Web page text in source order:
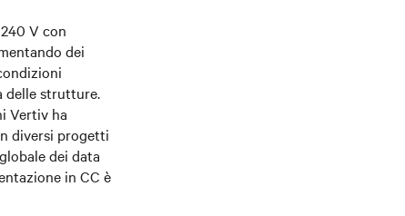
V con
dei
delle strutture.
Vertiv ha
diversi progetti
dei data
in CC è